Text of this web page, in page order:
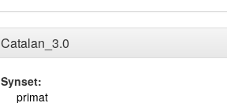
Catalan_3.0
Synset:
primat